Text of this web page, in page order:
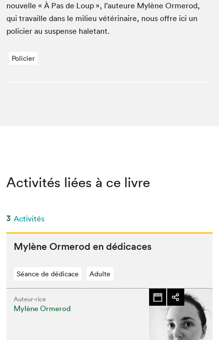
nou­velle « À Pas de Loup », l’auteure Mylène Ormerod,
qui tra­vaille dans le milieu vétéri­naire, nous offre ici un
polici­er au sus­pense haletant.
Policier
Activités liées à ce livre
3 Activités
Mylène Ormerod en dédicaces
Séance de dédicace Adulte
Auteur·rice
Mylène Ormerod